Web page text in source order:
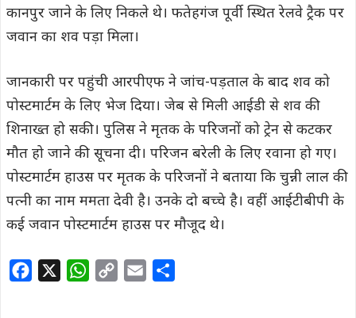
कानपुर जाने के लिए निकले थे। फतेहगंज पूर्वी स्थित रेलवे ट्रैक पर
जवान का शव पड़ा मिला।
जानकारी पर पहुंची आरपीएफ ने जांच-पड़ताल के बाद शव को
पोस्टमार्टम के लिए भेज दिया। जेब से मिली आईडी से शव की
शिनाख्त हो सकी। पुलिस ने मृतक के परिजनों को ट्रेन से कटकर
मौत हो जाने की सूचना दी। परिजन बरेली के लिए रवाना हो गए।
पोस्टमार्टम हाउस पर मृतक के परिजनों ने बताया कि चुन्नी लाल की
पत्नी का नाम ममता देवी है। उनके दो बच्चे है। वहीं आईटीबीपी के
कई जवान पोस्टमार्टम हाउस पर मौजूद थे।
W